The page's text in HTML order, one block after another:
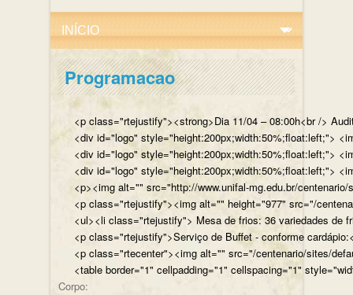
Programacao
<p class="rtejustify"><strong>Dia 11/04 – 08:00h<br />
<div id="logo" style="height:200px;width:50%;float:left;">
<div id="logo" style="height:200px;width:50%;float:left;">
<div id="logo" style="height:200px;width:50%;float:left;">
<p><img alt="" src="http://www.unifal-mg.edu.br/
<p class="rtejustify"><img alt="" height="977" src="/
<ul><li class="rtejustify"> Mesa de frios: 36 variedades de
<p class="rtejustify">Serviço de Buffet - conforme
<p class="rtecenter"><img alt="" src="/centenario/sites/
<table border="1" cellpadding="1" cellspacing="1"
Corpo: